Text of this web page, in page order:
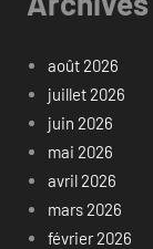
août 2026
juillet 2026
juin 2026
mai 2026
avril 2026
mars 2026
février 2026